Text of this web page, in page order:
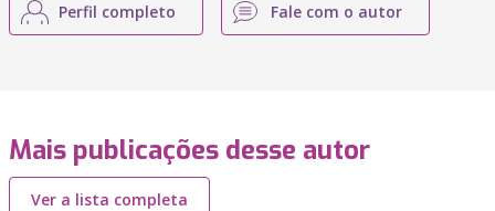
Perfil completo Fale com o autor
Mais publicações desse autor
Ver a lista completa